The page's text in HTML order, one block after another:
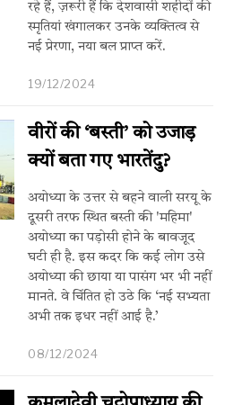
रहे हैं, ज़रूरी हैं कि देशवासी शहीदों की
स्मृतियां खंगालकर उनके व्यक्तित्व से
नई प्रेरणा, नया बल प्राप्त करें.
19/12/2024
वीरों की ‘बस्ती’ को उजाड़
क्यों बता गए भारतेंदु?
अयोध्या के उत्तर से बहने वाली सरयू के
दूसरी तरफ स्थित बस्ती की 'महिमा'
अयोध्या का पड़ोसी होने के बावजूद
घटी ही है. इस कदर कि कई लोग उसे
अयोध्या की छाया या पासंग भर भी नहीं
मानते. वे चिंंतित हो उठे कि ‘नई सभ्यता
अभी तक इधर नहीं आई है.’
08/12/2024